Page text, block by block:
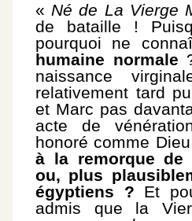
« Né de La Vierge
de bataille !
pourquoi ne
humaine normale
naissance
relativement tard
et Marc pas
acte de
honoré comme
à la remorque de
ou, plus
égyptiens ? Et
admis que la